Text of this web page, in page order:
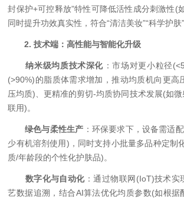
封保护+可控释放”特性可降低活性成分刺激性(
同时提升功效真实性，符合“清洁美妆”“科学护肤”
​​2. 技术端：高性能与智能化升级​
​纳米级均质技术深化​ ：市场对更小粒径
(>90%)的脂质体需求增加，推动均质机向更高
压均质)、更精准的剪切-均质协同技术发展(如
联用)。
​绿色与柔性生产​ ：环保要求下，设备需适
少有机溶剂使用)，同时支持小批量多品种定制
质/年龄段的个性化护肤品)。
​数字化与自动化​：通过物联网(IoT)技术实
艺数据追溯，结合AI算法优化均质参数(如根据